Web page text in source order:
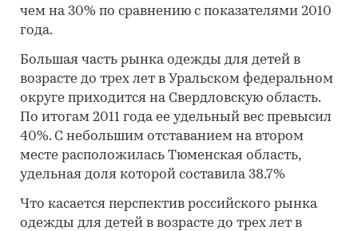
чем на 30% по сравнению с показателями 2010
года.
Большая часть рынка одежды для детей в
возрасте до трех лет в Уральском федеральном
округе приходится на Свердловскую область.
По итогам 2011 года ее удельный вес превысил
40%. С небольшим отставанием на втором
месте расположилась Тюменская область,
удельная доля которой составила 38.7%
Что касается перспектив российского рынка
одежды для детей в возрасте до трех лет в